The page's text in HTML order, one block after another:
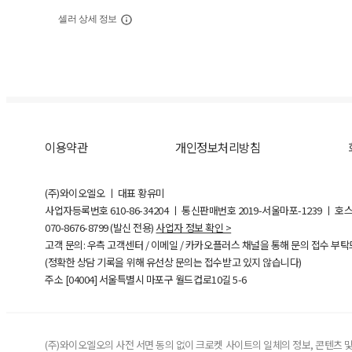
셀러 상세 정보
이용약관 개인정보처리방침
(주)와이오엘오 ㅣ 대표 황유미
사업자등록번호610-86-34204ㅣ 통신판매번호 2019-서울마포-1239 ㅣ 호
070-8676-8799 (발신 전용) 사업자 정보 확인 >
고객 문의: 우측 고객센터 / 이메일 / 카카오플러스 채널을 통해 문의 접수 부
(정확한 상담 기록을 위해 유선상 문의는 접수받고 있지 않습니다)
주소 [04004] 서울특별시 마포구 월드컵로10길5-6
(주)와이오엘오의 사전 서면 동의 없이 크로켓 사이트의 일체의 정보, 콘텐츠